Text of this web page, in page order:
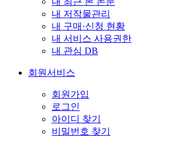
내 저작물관리
내 구매·신청 현황
내 서비스 사용권한
내 관심 DB
회원서비스
회원가입
로그인
아이디 찾기
비밀번호 찾기